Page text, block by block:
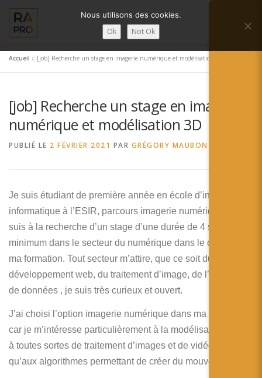
contenu
Menu
SERVICES RA’PRO ACTUALITÉ DE LA RA
English
Français
Deutsch
简体中文
日本語
Español
Accueil »[job] Recherche un stage en imagerie numérique et modélisation 3D
[job] Recherche un stage en imagerie
numérique et modélisation 3D
PUBLIÉ LE 2 FÉVRIER 2021 PAR GRÉGORY MAUBON
Je suis étudiant de première année en école d’ingénieur
informatique à l’ESIR, parcours imagerie numérique. Je
suis à la recherche d’un stage d’une durée de 4 semaines
minimum dans le secteur du numérique dans le cadre de
ma formation. Tout secteur m’attire, que ce soit du
développement web, du traitement d’image, de l’analyse
de données , je suis très curieux et ouvert.
J’ai choisi l’option imagerie numérique dans ma formation
car je m’intéresse particulièrement à la modélisation 3D et
à toutes sortes de traitement d’images et de vidéo ainsi
qu’aux algorithmes permettant de créer du mouvement.
Nous utilisons des cookies.
Ok Not Ok